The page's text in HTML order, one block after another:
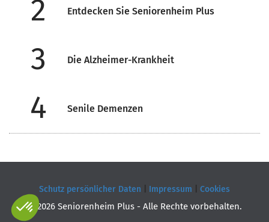
2 Entdecken Sie Seniorenheim Plus
3 Die Alzheimer-Krankheit
4 Senile Demenzen
Schutz persönlicher Daten Impressum Cookies
© 2026 Seniorenheim Plus - Alle Rechte vorbehalten.